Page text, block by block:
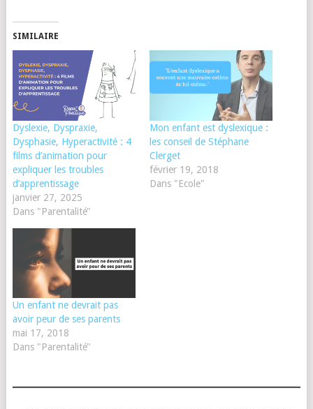
SIMILAIRE
Dyslexie, Dyspraxie,
Dysphasie, Hyperactivité : 4
films d’animation pour
expliquer les troubles
d’apprentissage
janvier 27, 2025
Dans "Parentalité"
Mon enfant est dyslexique :
les conseil de Stéphane
Clerget
février 19, 2018
Dans "Ecole"
Un enfant ne devrait pas
avoir peur de ses parents
mai 17, 2018
Dans "Parentalité"